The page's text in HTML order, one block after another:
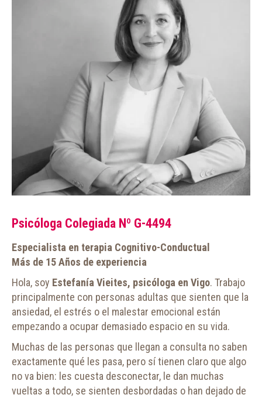
Psicóloga Colegiada Nº G-4494
Especialista en terapia Cognitivo-Conductual
Más de 15 Años de experiencia
Hola, soy Estefanía Vieites, psicóloga en Vigo. Trabajo
principalmente con personas adultas que sienten que la
ansiedad, el estrés o el malestar emocional están
empezando a ocupar demasiado espacio en su vida.
Muchas de las personas que llegan a consulta no saben
exactamente qué les pasa, pero sí tienen claro que algo
no va bien: les cuesta desconectar, le dan muchas
vueltas a todo, se sienten desbordadas o han dejado de